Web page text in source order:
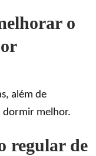
o
além de
dormir melhor.
regular de